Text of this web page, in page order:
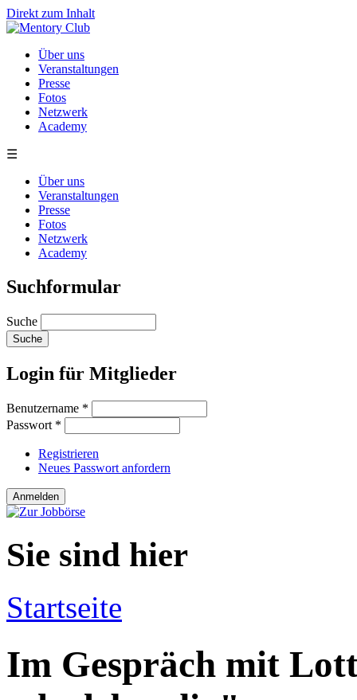
Direkt zum Inhalt
Über uns
Veranstaltungen
Presse
Fotos
Netzwerk
Academy
☰
Über uns
Veranstaltungen
Presse
Fotos
Netzwerk
Academy
Suchformular
Suche
Login für Mitglieder
Benutzername *
Passwort *
Registrieren
Neues Passwort anfordern
Sie sind hier
Startseite
Im Gespräch mit